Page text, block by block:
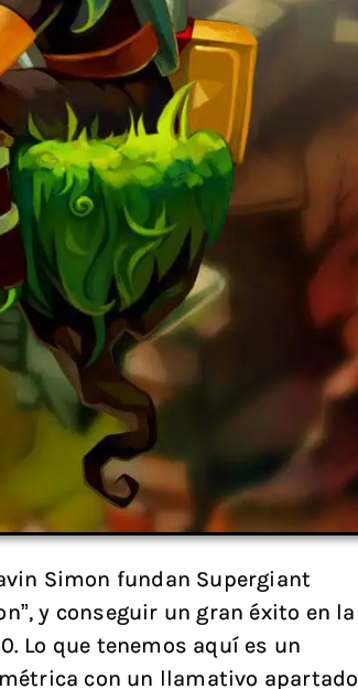
Simon fundan Supergiant
y conseguir un gran éxito en la
Lo que tenemos aquí es un
con un llamativo apartado